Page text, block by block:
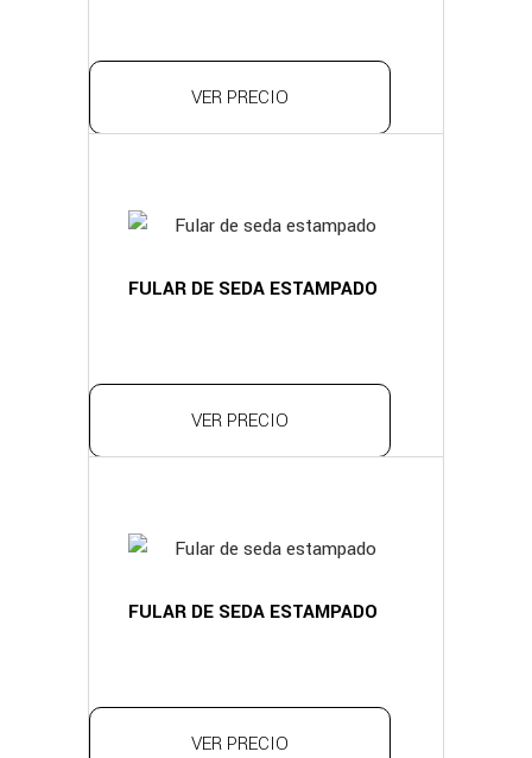
VER PRECIO
FULAR DE SEDA ESTAMPADO
VER PRECIO
FULAR DE SEDA ESTAMPADO
VER PRECIO